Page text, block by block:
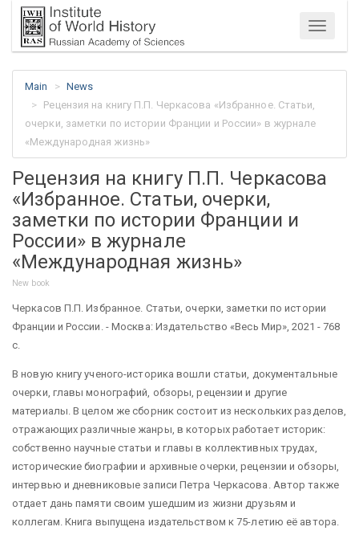
Menu
Main
News
Рецензия на книгу П.П. Черкасова «Избранное. Статьи,
очерки, заметки по истории Франции и России» в журнале
«Международная жизнь»
Рецензия на книгу П.П. Черкасова
«Избранное. Статьи, очерки,
заметки по истории Франции и
России» в журнале
«Международная жизнь»
New book
Черкасов П.П. Избранное. Статьи, очерки, заметки по истории
Франции и России. - Москва: Издательство «Весь Мир», 2021 - 768
c.
В новую книгу ученого-историка вошли статьи, документальные
очерки, главы монографий, обзоры, рецензии и другие
материалы. В целом же сборник состоит из нескольких разделов,
отражающих различные жанры, в которых работает историк:
собственно научные статьи и главы в коллективных трудах,
исторические биографии и архивные очерки, рецензии и обзоры,
интервью и дневниковые записи Петра Черкасова. Автор также
отдает дань памяти своим ушедшим из жизни друзьям и
коллегам. Книга выпущена издательством к 75-летию её автора.